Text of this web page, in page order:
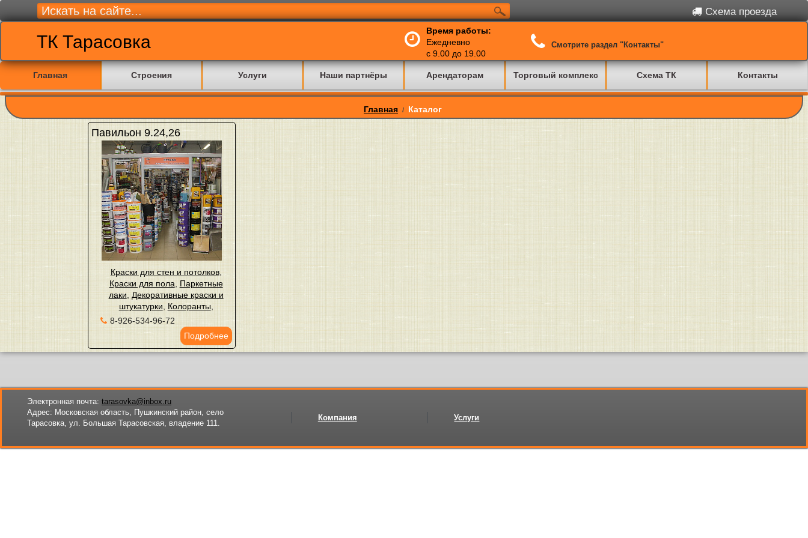
Схема проезда
ТК Тарасовка
Время работы:
Ежедневно
с 9.00 до 19.00
Смотрите раздел "Контакты"
Главная Строения Услуги Наши партнёры Арендаторам Торговый комплекс Схема ТК Контакты
Главная / Каталог
Павильон 9.24,26
Краски для стен и потолков,
Краски для пола
Паркетные
лаки Декоративные краски и
штукатурки
Колоранты,
8-926-534-96-72
Подробнее
Электронная почта: tarasovka@inbox.ru
Адрес: Московская область, Пушкинский район, село
Тарасовка, ул. Большая Тарасовская, владение 111.
Компания Услуги